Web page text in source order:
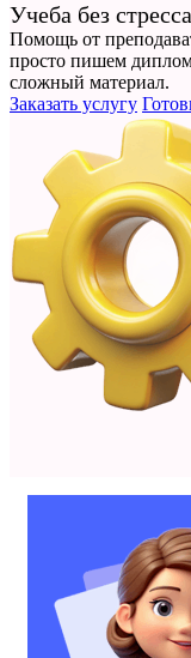
Учеба без стресса
Помощь от
просто пишем
сложный материал.
Заказать услугу